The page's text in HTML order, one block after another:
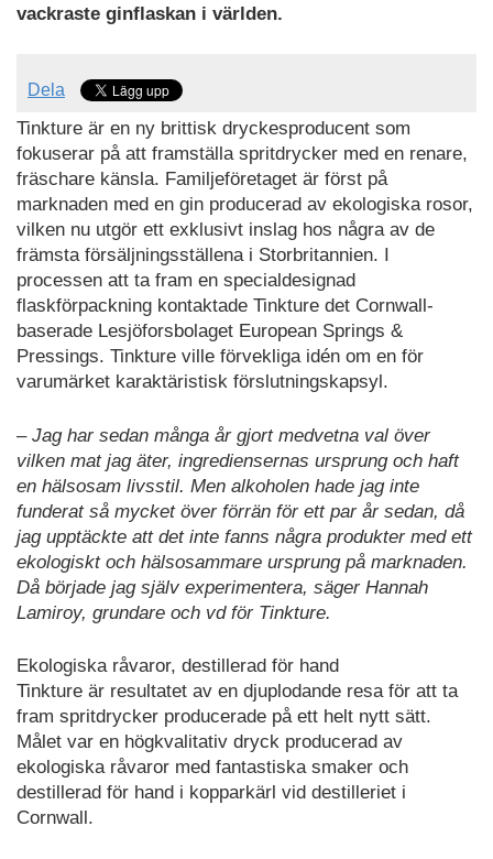
vackraste ginflaskan i världen.
Dela
Tinkture är en ny brittisk dryckesproducent som
fokuserar på att framställa spritdrycker med en renare,
fräschare känsla. Familjeföretaget är först på
marknaden med en gin producerad av ekologiska rosor,
vilken nu utgör ett exklusivt inslag hos några av de
främsta försäljningsställena i Storbritannien. I
processen att ta fram en specialdesignad
flaskförpackning kontaktade Tinkture det Cornwall-
baserade Lesjöforsbolaget European Springs &
Pressings. Tinkture ville förvekliga idén om en för
varumärket karaktäristisk förslutningskapsyl.
– Jag har sedan många år gjort medvetna val över
vilken mat jag äter, ingrediensernas ursprung och haft
en hälsosam livsstil. Men alkoholen hade jag inte
funderat så mycket över förrän för ett par år sedan, då
jag upptäckte att det inte fanns några produkter med ett
ekologiskt och hälsosammare ursprung på marknaden.
Då började jag själv experimentera, säger Hannah
Lamiroy, grundare och vd för Tinkture.
Ekologiska råvaror, destillerad för hand
Tinkture är resultatet av en djuplodande resa för att ta
fram spritdrycker producerade på ett helt nytt sätt.
Målet var en högkvalitativ dryck producerad av
ekologiska råvaror med fantastiska smaker och
destillerad för hand i kopparkärl vid destilleriet i
Cornwall.